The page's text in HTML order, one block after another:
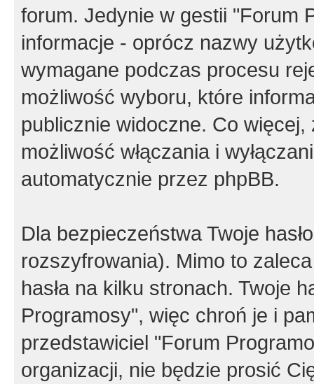
forum. Jedynie w gestii "Forum
informacje - oprócz nazwy
wymagane podczas procesu
możliwość wyboru, które
publicznie widoczne. Co
możliwość włączania i
automatycznie przez phpBB.
Dla bezpieczeństwa Twoje
rozszyfrowania). Mimo to
hasła na kilku stronach. Twoje
Programosy", więc chroń je i
przedstawiciel "Forum
organizacji, nie będzie prosić